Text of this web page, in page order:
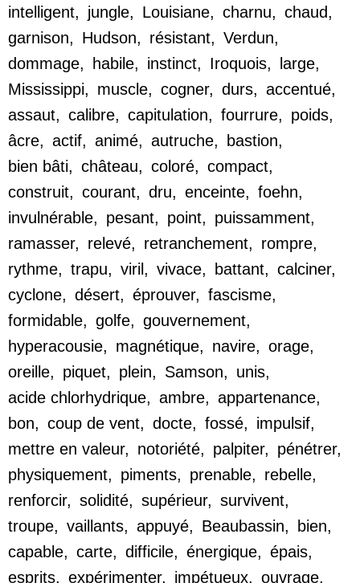
intelligent, jungle, Louisiane, charnu, chaud,
garnison, Hudson, résistant, Verdun,
dommage, habile, instinct, Iroquois, large,
Mississippi, muscle, cogner, durs, accentué,
assaut, calibre, capitulation, fourrure, poids,
âcre, actif, animé, autruche, bastion,
bien bâti, château, coloré, compact,
construit, courant, dru, enceinte, foehn,
invulnérable, pesant, point, puissamment,
ramasser, relevé, retranchement, rompre,
rythme, trapu, viril, vivace, battant, calciner,
cyclone, désert, éprouver, fascisme,
formidable, golfe, gouvernement,
hyperacousie, magnétique, navire, orage,
oreille, piquet, plein, Samson, unis,
acide chlorhydrique, ambre, appartenance,
bon, coup de vent, docte, fossé, impulsif,
mettre en valeur, notoriété, palpiter, pénétrer,
physiquement, piments, prenable, rebelle,
renforcir, solidité, supérieur, survivent,
troupe, vaillants, appuyé, Beaubassin, bien,
capable, carte, difficile, énergique, épais,
esprits, expérimenter, impétueux, ouvrage,